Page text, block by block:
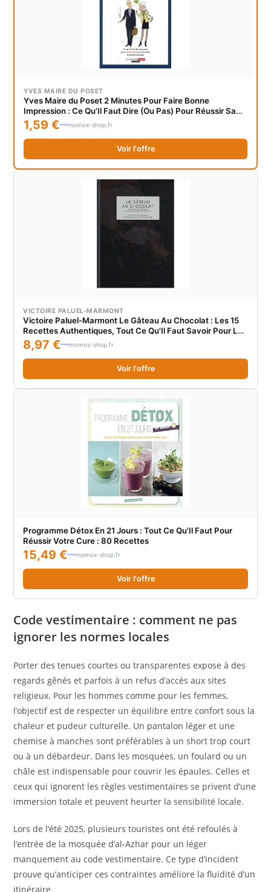
YVES MAIRE DU POSET
Yves Maire du Poset 2 Minutes Pour Faire Bonne
Impression : Ce Qu'Il Faut Dire (Ou Pas) Pour Réussir Sa
Vie Personnelle Et Professionnelle
1,59 € momox-shop.fr
Voir l'offre
VICTOIRE PALUEL-MARMONT
Victoire Paluel-Marmont Le Gâteau Au Chocolat : Les 15
Recettes Authentiques, Tout Ce Qu'Il Faut Savoir Pour Les
Réussir
8,97 € momox-shop.fr
Voir l'offre
Programme Détox En 21 Jours : Tout Ce Qu'Il Faut Pour
Réussir Votre Cure : 80 Recettes
15,49 € momox-shop.fr
Voir l'offre
Code vestimentaire : comment ne pas
ignorer les normes locales
Porter des tenues courtes ou transparentes expose à des
regards gênés et parfois à un refus d’accès aux sites
religieux. Pour les hommes comme pour les femmes,
l’objectif est de respecter un équilibre entre confort sous la
chaleur et pudeur culturelle. Un pantalon léger et une
chemise à manches sont préférables à un short trop court
ou à un débardeur. Dans les mosquées, un foulard ou un
châle est indispensable pour couvrir les épaules. Celles et
ceux qui ignorent les règles vestimentaires se privent d’une
immersion totale et peuvent heurter la sensibilité locale.
Lors de l’été 2025, plusieurs touristes ont été refoulés à
l’entrée de la mosquée d’al-Azhar pour un léger
manquement au code vestimentaire. Ce type d’incident
prouve qu’anticiper ces contraintes améliore la fluidité d’un
itinéraire.